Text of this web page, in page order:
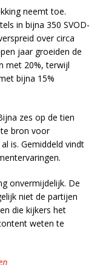
neemt toe.
in bijna 350 SVOD-
over circa
jaar groeiden de
met 20%, terwijl
bijna 15%
zes op de tien
bron voor
is. Gemiddeld vindt
onvermijdelijk. De
niet de partijen
die kijkers het
weten te